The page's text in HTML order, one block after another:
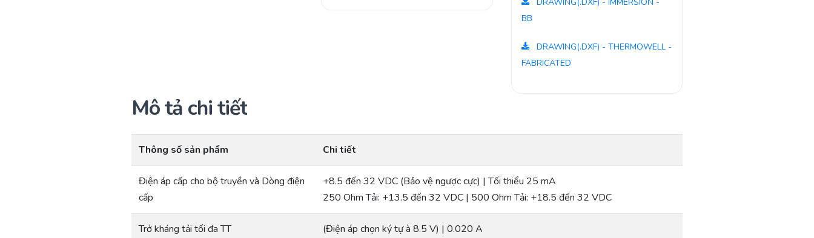
BB
DRAWING(.DXF) - THERMOWELL -
FABRICATED
Mô tả chi tiết
Thông số sản phẩm Chi tiết
Điện áp cấp cho bộ truyền và Dòng điện
cấp
+8.5 đến 32 VDC (Bảo vệ ngược cực) | Tối thiểu 25 mA
250 Ohm Tải: +13.5 đến 32 VDC | 500 Ohm Tải: +18.5 đến 32 VDC
Trở kháng tải tối đa TT (Điện áp chọn ký tự à 8.5 V) | 0.020 A